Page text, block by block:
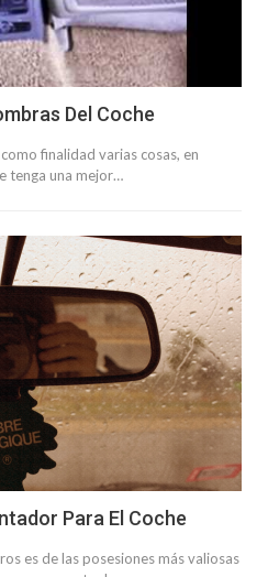
Del Coche
finalidad varias cosas, en
tenga una mejor…
Para El Coche
es de las posesiones más valiosas